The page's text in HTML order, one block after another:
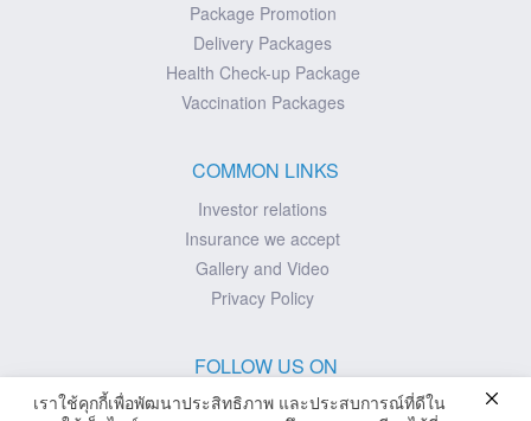
Package Promotion
Delivery Packages
Health Check-up Package
Vaccination Packages
COMMON LINKS
Investor relations
Insurance we accept
Gallery and Video
Privacy Policy
FOLLOW US ON
เราใช้คุกกี้เพื่อพัฒนาประสิทธิภาพ และประสบการณ์ที่ดีใน